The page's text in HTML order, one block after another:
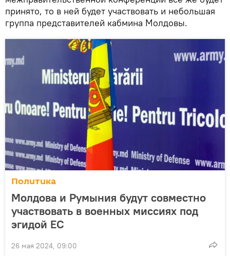
принято, то в ней будет участвовать и небольшая
группа представителей кабмина Молдовы.
Политика
Молдова и Румыния будут совместно
участвовать в военных миссиях под
эгидой ЕС
26 мая 2024, 09:00